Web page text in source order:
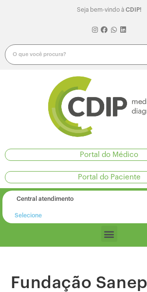
Seja bem-vindo à CDIP!
Portal do Médico
Portal do Paciente
Selecione
Fundação